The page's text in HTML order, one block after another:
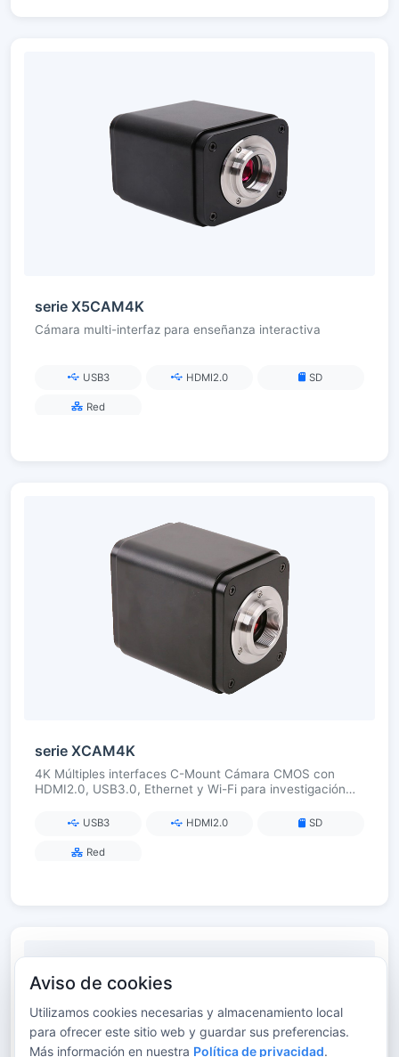
serie X5CAM4K
Cámara multi-interfaz para enseñanza interactiva
USB3 HDMI2.0 SD
Red
serie XCAM4K
4K Múltiples interfaces C-Mount Cámara CMOS con
HDMI2.0, USB3.0, Ethernet y Wi-Fi para investigación
USB3 HDMI2.0 SD
Red
Aviso de cookies
Utilizamos cookies necesarias y almacenamiento local
para ofrecer este sitio web y guardar sus preferencias.
Más información en nuestra Política de privacidad.